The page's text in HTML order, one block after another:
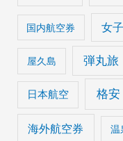
国内航空券 女
屋久島 弾丸旅
日本航空 格安
海外航空券 温